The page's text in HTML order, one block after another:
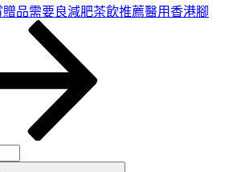
品需要良減肥茶飲推薦醫用香港腳